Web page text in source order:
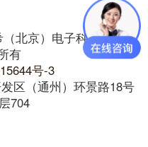
北京）电子科技有限公
有
号-3
区（通州）环景路18号
704